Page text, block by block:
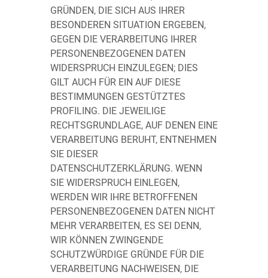
GRÜNDEN, DIE SICH AUS IHRER
BESONDEREN SITUATION ERGEBEN,
GEGEN DIE VERARBEITUNG IHRER
PERSONENBEZOGENEN DATEN
WIDERSPRUCH EINZULEGEN; DIES
GILT AUCH FÜR EIN AUF DIESE
BESTIMMUNGEN GESTÜTZTES
PROFILING. DIE JEWEILIGE
RECHTSGRUNDLAGE, AUF DENEN EINE
VERARBEITUNG BERUHT, ENTNEHMEN
SIE DIESER
DATENSCHUTZERKLÄRUNG. WENN
SIE WIDERSPRUCH EINLEGEN,
WERDEN WIR IHRE BETROFFENEN
PERSONENBEZOGENEN DATEN NICHT
MEHR VERARBEITEN, ES SEI DENN,
WIR KÖNNEN ZWINGENDE
SCHUTZWÜRDIGE GRÜNDE FÜR DIE
VERARBEITUNG NACHWEISEN, DIE